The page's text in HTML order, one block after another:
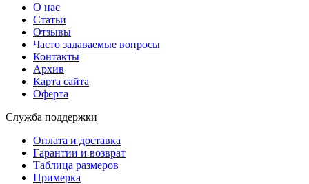
О нас
Статьи
Отзывы
Часто задаваемые вопросы
Контакты
Архив
Карта сайта
Оферта
Служба поддержки
Оплата и доставка
Гарантии и возврат
Таблица размеров
Примерка